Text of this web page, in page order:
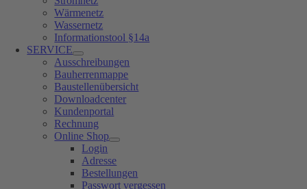
Wärmenetz
Wassernetz
Informationstool §14a
SERVICE
Ausschreibungen
Bauherrenmappe
Baustellenübersicht
Downloadcenter
Kundenportal
Rechnung
Online Shop
Login
Adresse
Bestellungen
Passwort vergessen